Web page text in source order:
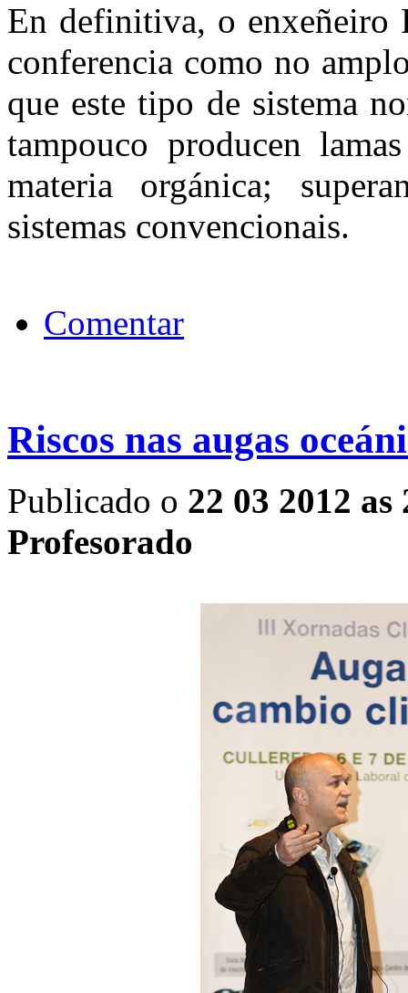
En definitiva, o enxeñeiro
conferencia como no
que este tipo de sistema
tampouco producen
materia orgánica;
sistemas convencionais.
Comentar
Riscos nas augas
Publicado o 22 03 2012 as
Profesorado